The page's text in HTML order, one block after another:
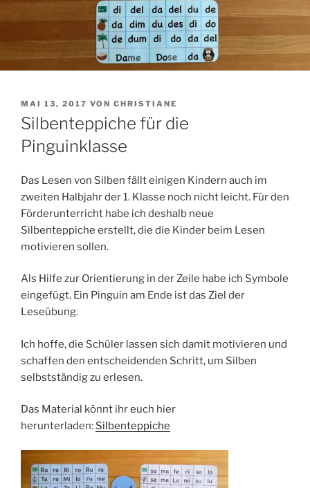
VERÖFFENTLICHT
AM
MAI 13, 2017 VON CHRISTIANE
Silbenteppiche für die
Pinguinklasse
Das Lesen von Silben fällt einigen Kindern auch im
zweiten Halbjahr der 1. Klasse noch nicht leicht. Für den
Förderunterricht habe ich deshalb neue
Silbenteppiche erstellt, die die Kinder beim Lesen
motivieren sollen.
Als Hilfe zur Orientierung in der Zeile habe ich Symbole
eingefügt. Ein Pinguin am Ende ist das Ziel der
Leseübung.
Ich hoffe, die Schüler lassen sich damit motivieren und
schaffen den entscheidenden Schritt, um Silben
selbstständig zu erlesen.
Das Material könnt ihr euch hier
herunterladen: Silbenteppiche